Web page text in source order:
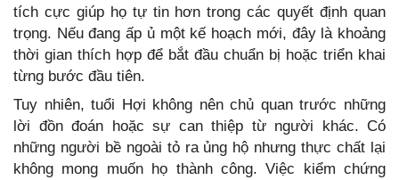
tích cực giúp họ tự tin hơn trong các quyết định quan
trọng. Nếu đang ấp ủ một kế hoạch mới, đây là khoảng
thời gian thích hợp để bắt đầu chuẩn bị hoặc triển khai
từng bước đầu tiên.
Tuy nhiên, tuổi Hợi không nên chủ quan trước những
lời đồn đoán hoặc sự can thiệp từ người khác. Có
những người bề ngoài tỏ ra ủng hộ nhưng thực chất lại
không mong muốn họ thành công. Việc kiểm chứng